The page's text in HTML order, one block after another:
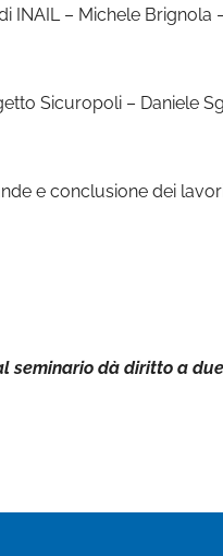
INAIL – Michele Brignola
Sicuropoli – Daniele
e conclusione dei
seminario dà diritto a